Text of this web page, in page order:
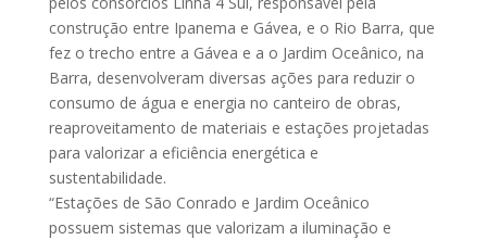
construção entre Ipanema e Gávea, e o Rio Barra, que
fez o trecho entre a Gávea e a o Jardim Oceânico, na
Barra, desenvolveram diversas ações para reduzir o
consumo de água e energia no canteiro de obras,
reaproveitamento de materiais e estações projetadas
para valorizar a eficiência energética e
sustentabilidade.
“Estações de São Conrado e Jardim Oceânico
possuem sistemas que valorizam a iluminação e